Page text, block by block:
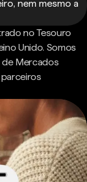
nem mesmo a
no Tesouro
Unido. Somos
de Mercados
parceiros